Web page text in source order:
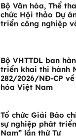
Bộ Văn hóa, Thể
chức Hội thảo Dự
triển công nghiệp
Bộ VHTTDL ban
triển khai thi hành
282/2026/NĐ-CP
hóa Việt Nam
Tổ chức Giải Báo
sự nghiệp phát
Nam” lần thứ Tư